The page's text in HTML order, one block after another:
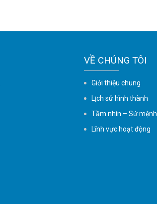
VỀ CHÚNG TÔI
Giới thiệu chung
Lịch sử hình thành
Tầm nhìn – Sứ mệnh
Lĩnh vực hoạt động